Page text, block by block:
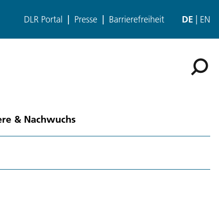
DLR Portal Presse Barrierefreiheit DE EN
& Nachwuchs